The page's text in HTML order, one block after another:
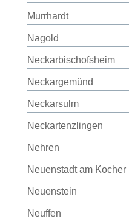
Murrhardt
Nagold
Neckarbischofsheim
Neckargemünd
Neckarsulm
Neckartenzlingen
Nehren
Neuenstadt am Kocher
Neuenstein
Neuffen